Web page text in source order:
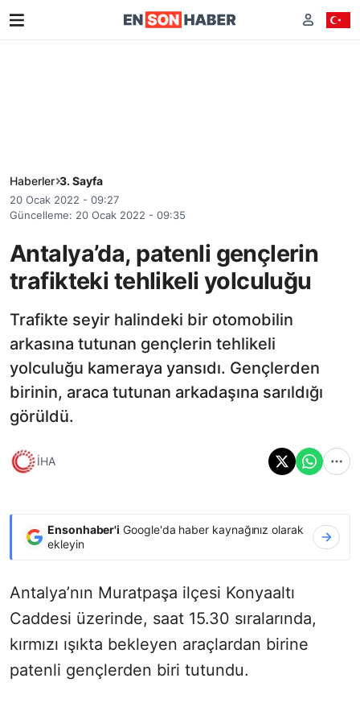
Haberler 3. Sayfa
20 Ocak 2022 - 09:27
Güncelleme: 20 Ocak 2022 - 09:35
Antalya’da, patenli gençlerin
trafikteki tehlikeli yolculuğu
Trafikte seyir halindeki bir otomobilin
arkasına tutunan gençlerin tehlikeli
yolculuğu kameraya yansıdı. Gençlerden
birinin, araca tutunan arkadaşına sarıldığı
görüldü.
İHA
Ensonhaber'i Google'da haber kaynağınız olarak
ekleyin
Antalya’nın Muratpaşa ilçesi Konyaaltı
Caddesi üzerinde, saat 15.30 sıralarında,
kırmızı ışıkta bekleyen araçlardan birine
patenli gençlerden biri tutundu.